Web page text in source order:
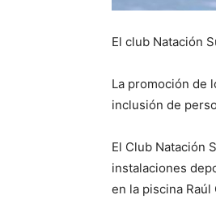
El club Natación
La promoción de
inclusión de
El Club Natación
instalaciones
en la piscina Raúl